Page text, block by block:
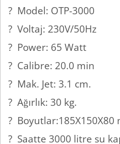
? Model: OTP-3000
? Voltaj: 230V/50Hz
? Power: 65 Watt
? Calibre: 20.0 min
? Mak. Jet: 3.1 cm.
? Ağırlık: 30 kg.
? Boyutlar:185X150X80
? Saatte 3000 litre su